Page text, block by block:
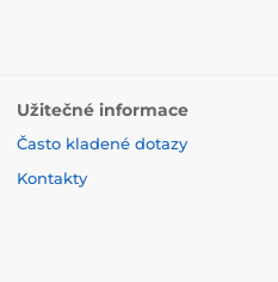
ekologická, a proto jsou
i GREENGUARD GOLD
PVC a lepidlo je na
Užitečné informace
Často kladené dotazy
Kontakty